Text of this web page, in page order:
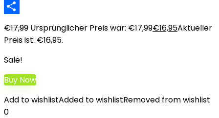
LinkedIn
€17,99 Ursprünglicher Preis war: €17,99€16,95Aktueller
Preis ist: €16,95.
Sale!
Buy Now
Add to wishlistAdded to wishlistRemoved from wishlist
0